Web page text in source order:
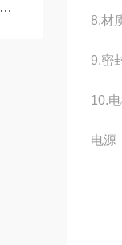
8.材
9.密
10.
电源